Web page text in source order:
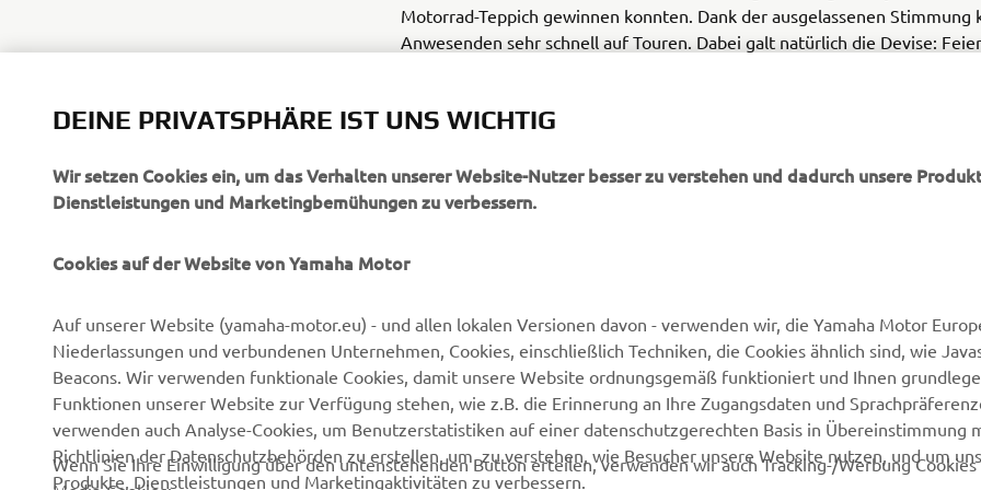
Motorrad-Teppich gewinnen konnten. Dank der ausgelassenen Stimmung
Anwesenden sehr schnell auf Touren. Dabei galt natürlich die Devise:
Über uns
Veranstaltungen
Presse
NEO's Delivery
Behörden und Polizei
Golfplätze
Newsletter
Yamaha Music
Yamaha Racing
Kontakt aufnehmen
Ersatzteilkatalog
Wartungstermin anfragen
DEINE PRIVATSPHÄRE IST UNS WICHTIG
Wir setzen Cookies ein, um das Verhalten unserer Website-Nutzer besser zu verstehen und dadurch unsere
Dienstleistungen und Marketingbemühungen zu verbessern.
Cookies auf der Website von Yamaha Motor
Auf unserer Website (yamaha-motor.eu) - und allen lokalen Versionen davon - verwenden wir, die Yamaha Motor
Niederlassungen und verbundenen Unternehmen, Cookies, einschließlich Techniken, die Cookies ähnlich sind, wie
Beacons. Wir verwenden funktionale Cookies, damit unsere Website ordnungsgemäß funktioniert und Ihnen
Funktionen unserer Website zur Verfügung stehen, wie z.B. die Erinnerung an Ihre Zugangsdaten und
verwenden auch Analyse-Cookies, um Benutzerstatistiken auf einer datenschutzgerechten Basis in Übereinstimmung
Richtlinien der Datenschutzbehörden zu erstellen, um zu verstehen, wie Besucher unsere Website nutzen, und um
Produkte, Dienstleistungen und Marketingaktivitäten zu verbessern.
Wenn Sie Ihre Einwilligung über den untenstehenden Button erteilen, verwenden wir auch Tracking-/Werbung Cookies